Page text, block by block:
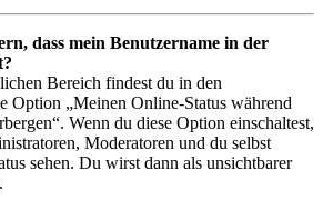
dass mein Benutzername in der
Bereich findest du in den
Option „Meinen Online-Status während
Wenn du diese Option einschaltest,
Moderatoren und du selbst
sehen. Du wirst dann als unsichtbarer